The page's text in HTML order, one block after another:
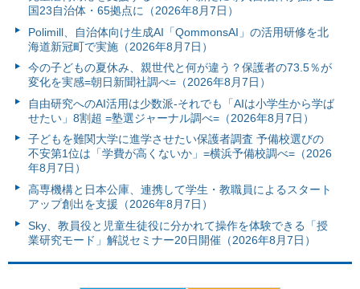
国23自治体・65拠点に（2026年8月7日）
Polimill、自治体向け生成AI「QommonsAI」の活用研修を北
海道新冠町で実施（2026年8月7日）
今の子どもの夏休み、親世代と何が違う？保護者の73.5％が
変化を実感=朝日新聞社調べ=（2026年8月7日）
自由研究へのAI活用は少数派-それでも「AIは小学生から学ば
せたい」8割超 =塾選ジャーナル調べ=（2026年8月7日）
子どもを難関大学に進学させたい保護者調査 予備校選びの
不安第1位は「学費が高くないか」=横浜予備校調べ=（2026
年8月7日）
高専機構と日本公庫、連携して学生・教職員によるスタート
アップ創出を支援（2026年8月7日）
Sky、教員役と児童生徒役に分かれて操作を体験できる「授
業研究モード」解説セミナー20日開催（2026年8月7日）